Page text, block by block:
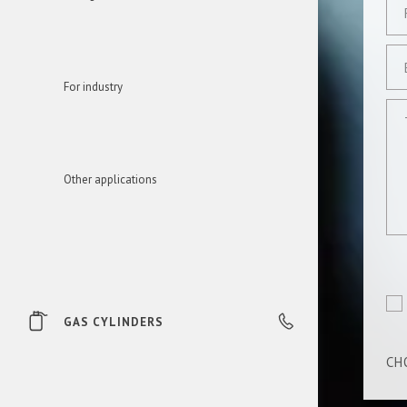
For industry
Other applications
GAS CYLINDERS